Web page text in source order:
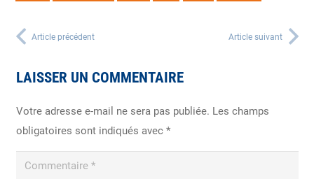
Article précédent Article suivant
LAISSER UN COMMENTAIRE
Votre adresse e-mail ne sera pas publiée. Les champs
obligatoires sont indiqués avec *